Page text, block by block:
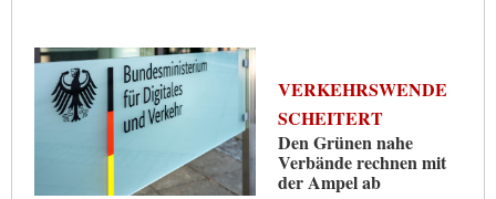
VERKEHRSWENDE
SCHEITERT
Den Grünen nahe
Verbände rechnen mit
der Ampel ab